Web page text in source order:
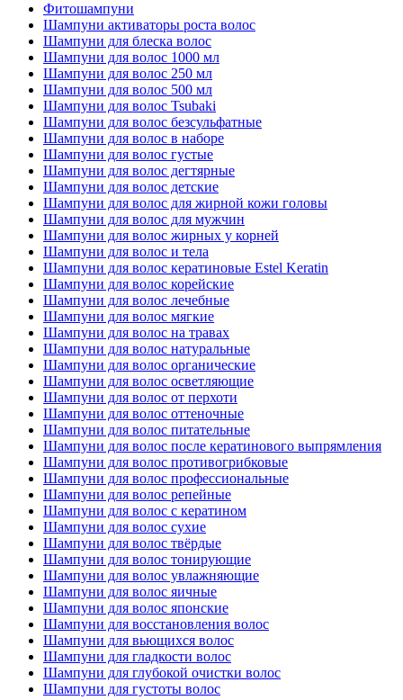
Фитошампуни
Шампуни активаторы роста волос
Шампуни для блеска волос
Шампуни для волос 1000 мл
Шампуни для волос 250 мл
Шампуни для волос 500 мл
Шампуни для волос Tsubaki
Шампуни для волос безсульфатные
Шампуни для волос в наборе
Шампуни для волос густые
Шампуни для волос дегтярные
Шампуни для волос детские
Шампуни для волос для жирной кожи головы
Шампуни для волос для мужчин
Шампуни для волос жирных у корней
Шампуни для волос и тела
Шампуни для волос кератиновые Estel Keratin
Шампуни для волос корейские
Шампуни для волос лечебные
Шампуни для волос мягкие
Шампуни для волос на травах
Шампуни для волос натуральные
Шампуни для волос органические
Шампуни для волос осветляющие
Шампуни для волос от перхоти
Шампуни для волос оттеночные
Шампуни для волос питательные
Шампуни для волос после кератинового выпрямления
Шампуни для волос противогрибковые
Шампуни для волос профессиональные
Шампуни для волос репейные
Шампуни для волос с кератином
Шампуни для волос сухие
Шампуни для волос твёрдые
Шампуни для волос тонирующие
Шампуни для волос увлажняющие
Шампуни для волос яичные
Шампуни для волос японские
Шампуни для восстановления волос
Шампуни для вьющихся волос
Шампуни для гладкости волос
Шампуни для глубокой очистки волос
Шампуни для густоты волос